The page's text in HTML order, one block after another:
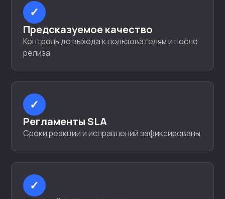
✓
Предсказуемое качество
Контроль до выхода к пользователям и после
релиза
✓
Регламенты SLA
Сроки реакции и исправлений зафиксированы
✓